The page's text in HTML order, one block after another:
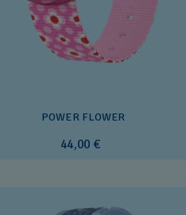
POWER FLOWER
44,00 €